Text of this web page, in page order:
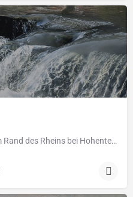
Kleiner, aber feiner Wasserfall am Rand des Rheins bei Hohentengen.